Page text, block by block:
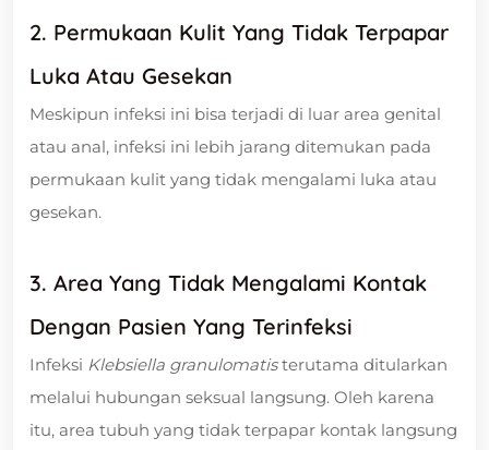
2. Permukaan Kulit Yang Tidak Terpapar
Luka Atau Gesekan
Meskipun infeksi ini bisa terjadi di luar area genital
atau anal, infeksi ini lebih jarang ditemukan pada
permukaan kulit yang tidak mengalami luka atau
gesekan.
3. Area Yang Tidak Mengalami Kontak
Dengan Pasien Yang Terinfeksi
Infeksi Klebsiella granulomatisterutama ditularkan
melalui hubungan seksual langsung. Oleh karena
itu, area tubuh yang tidak terpapar kontak langsung